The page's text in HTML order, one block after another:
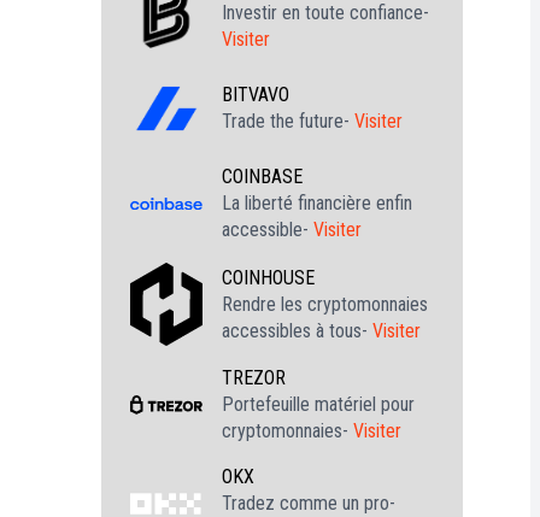
Investir en toute confiance-
Visiter
BITVAVO
Trade the future- Visiter
COINBASE
La liberté financière enfin
accessible- Visiter
COINHOUSE
Rendre les cryptomonnaies
accessibles à tous- Visiter
TREZOR
Portefeuille matériel pour
cryptomonnaies- Visiter
OKX
Tradez comme un pro-